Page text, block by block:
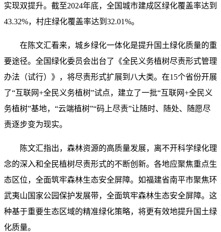
实现双提升。截至2024年底，全国城市建成区绿化覆盖率达到
43.32%，村庄绿化覆盖率达到32.01%。
在陈文汇看来，城乡绿化一体化是提升国土绿化质量的重
要途径。全国绿化委员会出台了《全民义务植树尽责形式管理
办法（试行）》，将尽责形式扩展到八大类。在15个省份开展
了“互联网+全民义务植树”试点，建立了一批“互联网+全民义
务植树”基地，“云端植树”“码上尽责”让随时、随处、随愿尽
责逐步变为现实。
陈文汇指出，森林资源的高质量发展，离不开科学绿化理
念的深入和全民植树尽责形式的不断创新。各地应聚焦重点生
态区位，全面筑牢森林生态安全屏障。如福建省南平市聚焦环
武夷山国家公园保护发展带，全面筑牢森林生态安全屏障。这
种基于重要生态区域的精准绿化策略，将更有效地提升国土绿
化质量。